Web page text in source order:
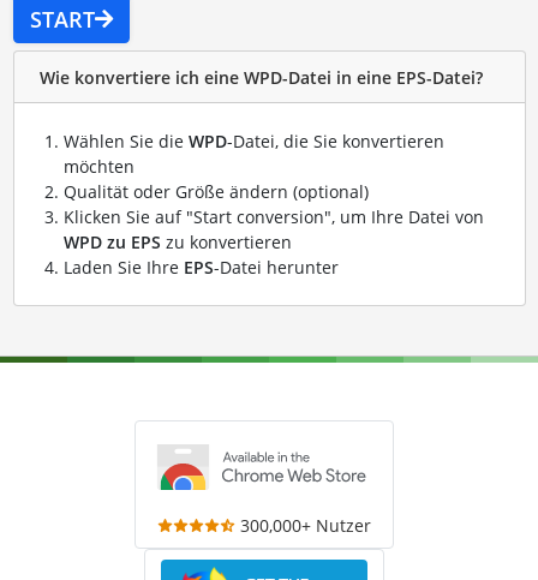
START
Wie konvertiere ich eine WPD-Datei in eine EPS-Datei?
Wählen Sie die WPD-Datei, die Sie konvertieren
möchten
Qualität oder Größe ändern (optional)
Klicken Sie auf "Start conversion", um Ihre Datei von
WPD zu EPS zu konvertieren
Laden Sie Ihre EPS-Datei herunter
300,000+ Nutzer